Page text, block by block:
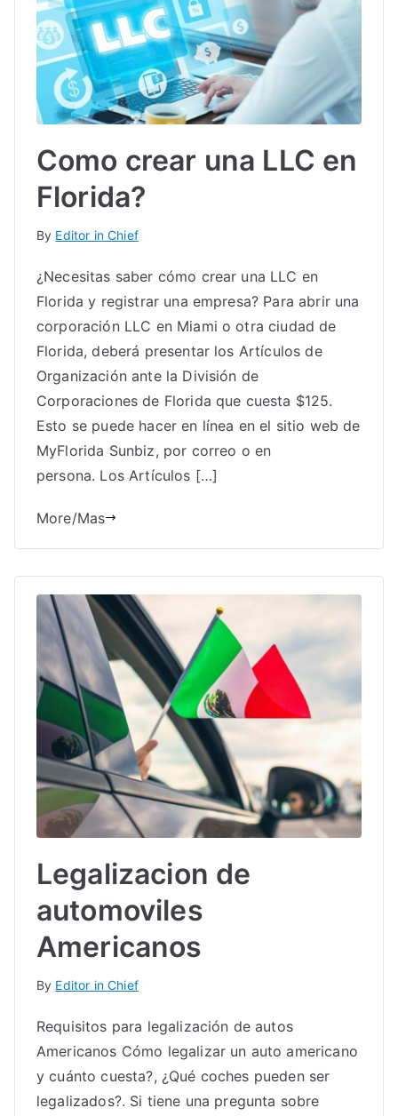
IN
TE
G
R
Como crear una LLC en
Florida?
By Editor in Chief
¿Necesitas saber cómo crear una LLC en
Florida y registrar una empresa? Para abrir una
corporación LLC en Miami o otra ciudad de
Florida, deberá presentar los Artículos de
Organización ante la División de
Corporaciones de Florida que cuesta $125.
Esto se puede hacer en línea en el sitio web de
MyFlorida Sunbiz, por correo o en
persona. Los Artículos […]
More/Mas
Legalizacion de
automoviles
Americanos
By Editor in Chief
Requisitos para legalización de autos
Americanos Cómo legalizar un auto americano
y cuánto cuesta?, ¿Qué coches pueden ser
legalizados?. Si tiene una pregunta sobre